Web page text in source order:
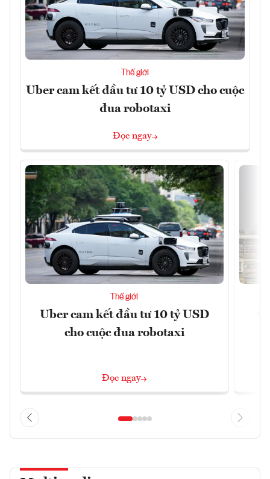
Thế giới
Uber cam kết đầu tư 10 tỷ USD cho cuộc
đua robotaxi
Đọc ngay
Thế giới
Uber cam kết đầu tư 10 tỷ USD
cho cuộc đua robotaxi
Đọc ngay